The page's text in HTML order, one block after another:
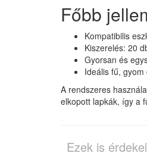
Főbb
Kompatibilis
Kiszerelés: 20
Gyorsan és
Ideális fű,
A rendszeres
elkopott lapkák, így a
Ezek is